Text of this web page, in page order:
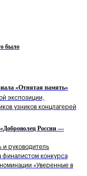
было
«Отнятая память»
экспозиции,
узников концлагерей
России —
и руководитель
финалистом конкурса
«Уверенные в